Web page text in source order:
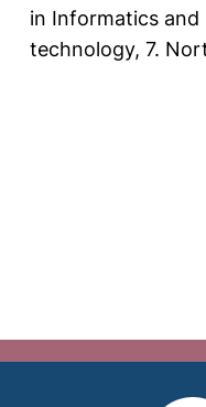
in Informatics and
technology, 7.